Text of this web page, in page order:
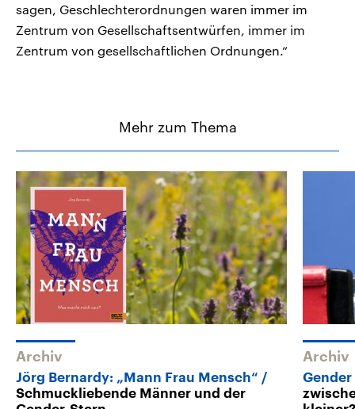
sagen, Geschlechterordnungen waren immer im
Zentrum von Gesellschaftsentwürfen, immer im
Zentrum von gesellschaftlichen Ordnungen.“
Mehr zum Thema
Archiv
Jörg Bernardy: „Mann Frau Mensch“
Schmuckliebende Männer und der
Archiv
Gender